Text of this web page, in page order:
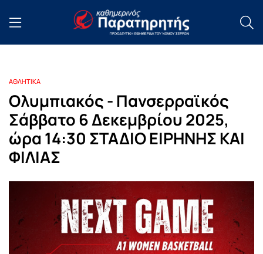
ΑΘΛΗΤΙΚΑ
Ολυμπιακός - Πανσερραϊκός
Σάββατο 6 Δεκεμβρίου 2025,
ώρα 14:30 ΣΤΑΔΙΟ ΕΙΡΗΝΗΣ ΚΑΙ
ΦΙΛΙΑΣ